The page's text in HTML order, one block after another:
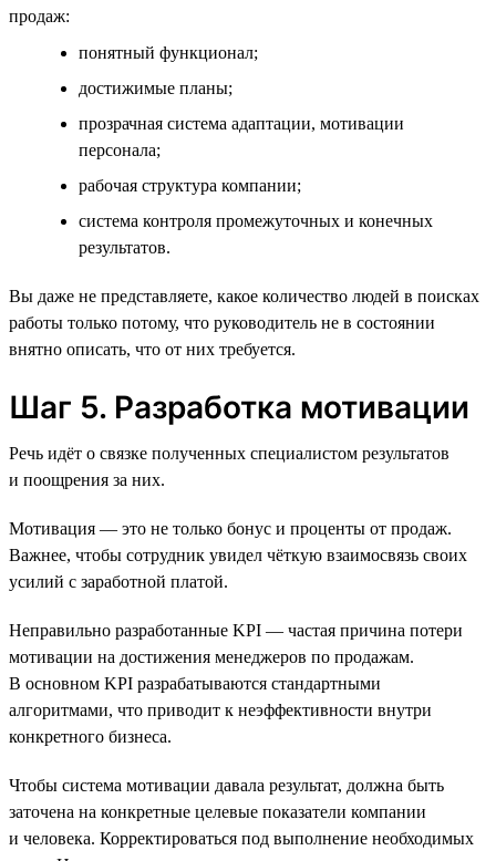
продаж:
понятный функционал;
достижимые планы;
прозрачная система адаптации, мотивации
персонала;
рабочая структура компании;
система контроля промежуточных и конечных
результатов.
Вы даже не представляете, какое количество людей в поисках
работы только потому, что руководитель не в состоянии
внятно описать, что от них требуется.
Шаг 5. Разработка мотивации
Речь идёт о связке полученных специалистом результатов
и поощрения за них.
Мотивация — это не только бонус и проценты от продаж.
Важнее, чтобы сотрудник увидел чёткую взаимосвязь своих
усилий с заработной платой.
Неправильно разработанные KPI — частая причина потери
мотивации на достижения менеджеров по продажам.
В основном KPI разрабатываются стандартными
алгоритмами, что приводит к неэффективности внутри
конкретного бизнеса.
Чтобы система мотивации давала результат, должна быть
заточена на конкретные целевые показатели компании
и человека. Корректироваться под выполнение необходимых